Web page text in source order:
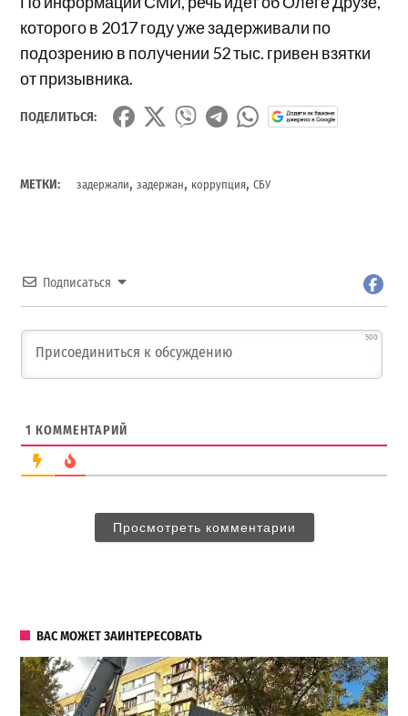
которого в 2017 году уже задерживали по
подозрению в получении 52 тыс. гривен взятки
от призывника.
ПОДЕЛИТЬСЯ:
МЕТКИ: задержали,задержан, коррупция,СБУ
Подписаться
500
1 КОММЕНТАРИЙ
Просмотреть комментарии
ВАС МОЖЕТ ЗАИНТЕРЕСОВАТЬ